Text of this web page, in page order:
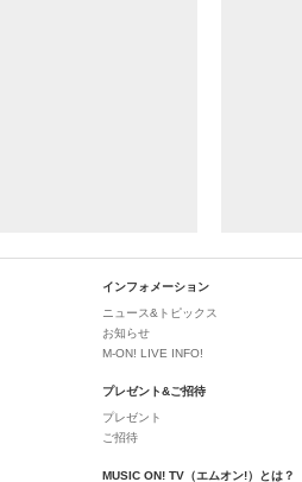
インフォメーション
ニュース&トピックス
お知らせ
M-ON! LIVE INFO!
プレゼント&ご招待
プレゼント
ご招待
MUSIC ON! TV（エムオン!）とは？